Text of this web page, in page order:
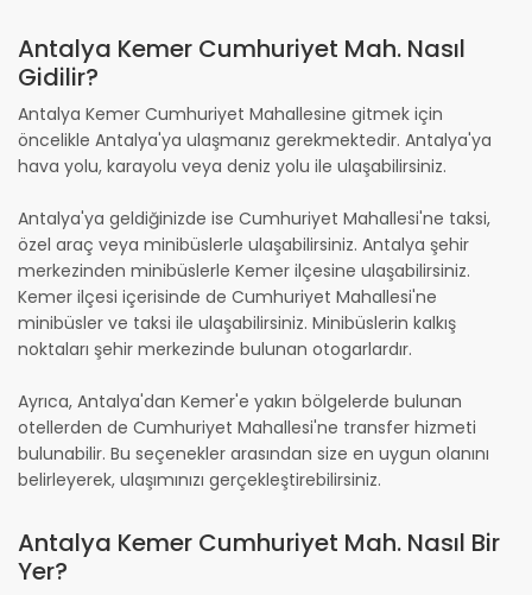
Antalya Kemer Cumhuriyet Mah. Nasıl
Gidilir?
Antalya Kemer Cumhuriyet Mahallesine gitmek için
öncelikle Antalya'ya ulaşmanız gerekmektedir. Antalya'ya
hava yolu, karayolu veya deniz yolu ile ulaşabilirsiniz.
Antalya'ya geldiğinizde ise Cumhuriyet Mahallesi'ne taksi,
özel araç veya minibüslerle ulaşabilirsiniz. Antalya şehir
merkezinden minibüslerle Kemer ilçesine ulaşabilirsiniz.
Kemer ilçesi içerisinde de Cumhuriyet Mahallesi'ne
minibüsler ve taksi ile ulaşabilirsiniz. Minibüslerin kalkış
noktaları şehir merkezinde bulunan otogarlardır.
Ayrıca, Antalya'dan Kemer'e yakın bölgelerde bulunan
otellerden de Cumhuriyet Mahallesi'ne transfer hizmeti
bulunabilir. Bu seçenekler arasından size en uygun olanını
belirleyerek, ulaşımınızı gerçekleştirebilirsiniz.
Antalya Kemer Cumhuriyet Mah. Nasıl Bir
Yer?